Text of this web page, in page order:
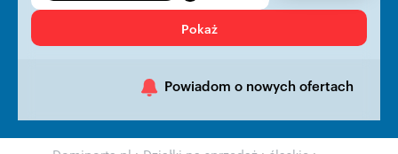
Pokaż
Powiadom o nowych ofertach